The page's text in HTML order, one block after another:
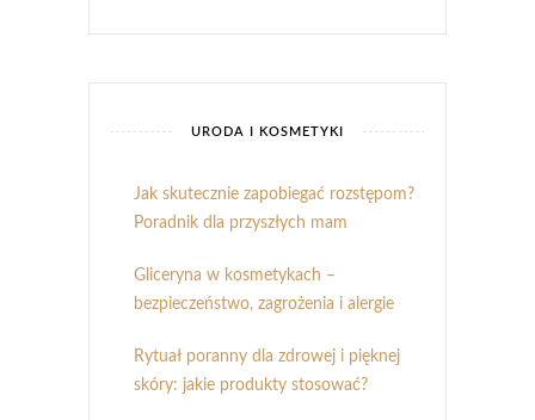
URODA I KOSMETYKI
Jak skutecznie zapobiegać rozstępom?
Poradnik dla przyszłych mam
Gliceryna w kosmetykach –
bezpieczeństwo, zagrożenia i alergie
Rytuał poranny dla zdrowej i pięknej
skóry: jakie produkty stosować?